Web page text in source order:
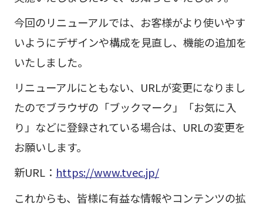
今回のリニューアルでは、お客様がより使いやす
いようにデザインや構成を見直し、機能の追加を
いたしました。
リニューアルにともない、URLが変更になりまし
たのでブラウザの「ブックマーク」「お気に入
り」などに登録されている場合は、URLの変更を
お願いします。
新URL： https://www.tvec.jp/
これからも、皆様に有益な情報やコンテンツの拡